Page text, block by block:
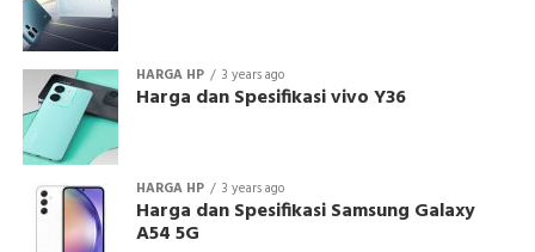
HARGA HP 3 years ago
Harga dan Spesifikasi vivo Y36
HARGA HP 3 years ago
Harga dan Spesifikasi Samsung Galaxy
A54 5G